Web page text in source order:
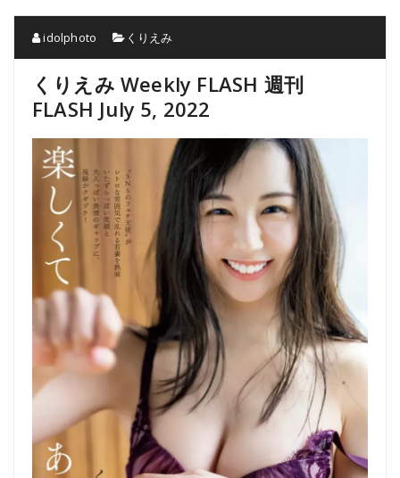
idolphoto くりえみ
くりえみ Weekly FLASH 週刊
FLASH July 5, 2022